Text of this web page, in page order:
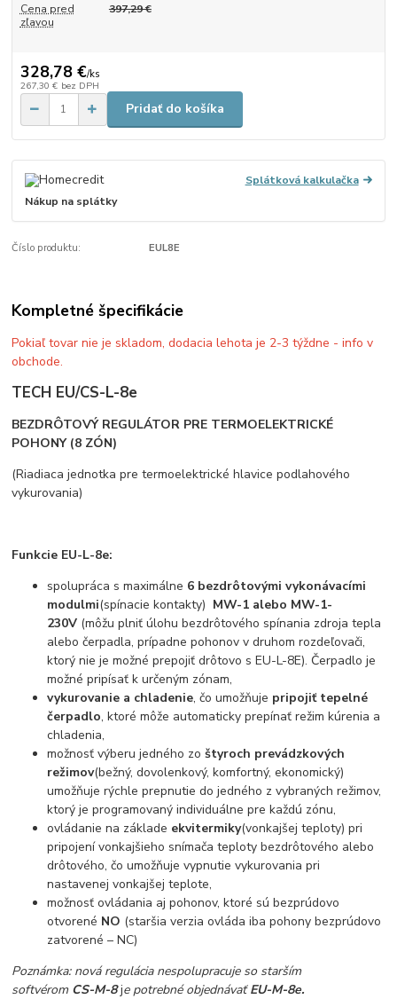
Cena pred
zľavou
397,29 €
328,78 €/ks
267,30 € bez DPH
Pridať do košíka
Splátková kalkulačka
Nákup na splátky
Číslo produktu: EUL8E
Kompletné špecifikácie
Pokiaľ tovar nie je skladom, dodacia lehota je 2-3 týždne - info v
obchode.
TECH EU/CS-L-8e
BEZDRÔTOVÝ REGULÁTOR PRE TERMOELEKTRICKÉ
POHONY (8 ZÓN)
(Riadiaca jednotka pre termoelektrické hlavice podlahového
vykurovania)
Funkcie EU-L-8e:
spolupráca s maximálne 6 bezdrôtovými vykonávacími
modulmi(spínacie kontakty) MW-1 alebo MW-1-
230V (môžu plniť úlohu bezdrôtového spínania zdroja tepla
alebo čerpadla, prípadne pohonov v druhom rozdeľovači,
ktorý nie je možné prepojiť drôtovo s EU-L-8E). Čerpadlo je
možné pripísať k určeným zónam,
vykurovanie a chladenie, čo umožňuje pripojiť tepelné
čerpadlo, ktoré môže automaticky prepínať režim kúrenia a
chladenia,
možnosť výberu jedného zoštyroch prevádzkových
režimov(bežný, dovolenkový, komfortný, ekonomický)
umožňuje rýchle prepnutie do jedného z vybraných režimov,
ktorý je programovaný individuálne pre každú zónu,
ovládanie na základe ekvitermiky(vonkajšej teploty) pri
pripojení vonkajšieho snímača teploty bezdrôtového alebo
drôtového, čo umožňuje vypnutie vykurovania pri
nastavenej vonkajšej teplote,
možnosť ovládania aj pohonov, ktoré sú bezprúdovo
otvorené NO (staršia verzia ovláda iba pohony bezprúdovo
zatvorené – NC)
Poznámka: nová regulácia nespolupracuje so starším
softvérom CS-M-8je potrebné objednávaťEU-M-8e.